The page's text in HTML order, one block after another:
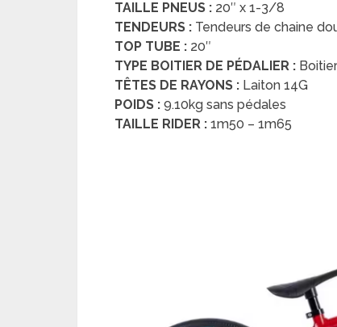
TAILLE PNEUS : 20″ x 1-3/8
TENDEURS : Tendeurs de chaine
TOP TUBE : 20″
TYPE BOITIER DE PÉDALIER :
TÊTES DE RAYONS : Laiton 14G
POIDS : 9.10kg sans pédales
TAILLE RIDER : 1m50 – 1m65